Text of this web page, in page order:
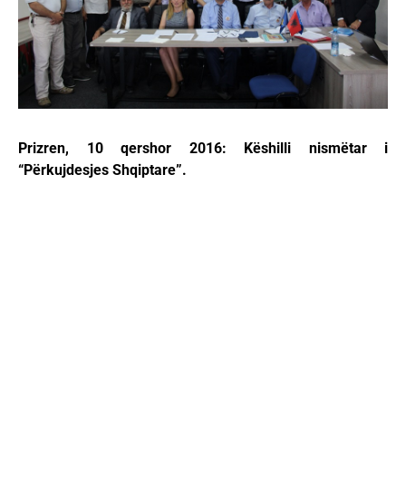
Prizren, 10 qershor 2016: Këshilli nismëtar i
“Përkujdesjes Shqiptare”.